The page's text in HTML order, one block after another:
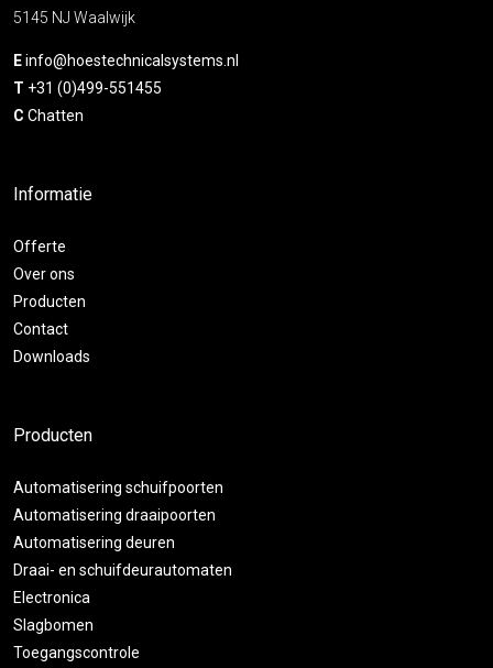
5145 NJ Waalwijk
Einfo@hoestechnicalsystems.nl
T +31 (0)499-551455
C Chatten
Informatie
Offerte
Over ons
Producten
Contact
Downloads
Producten
Automatisering schuifpoorten
Automatisering draaipoorten
Automatisering deuren
Draai- en schuifdeurautomaten
Electronica
Slagbomen
Toegangscontrole